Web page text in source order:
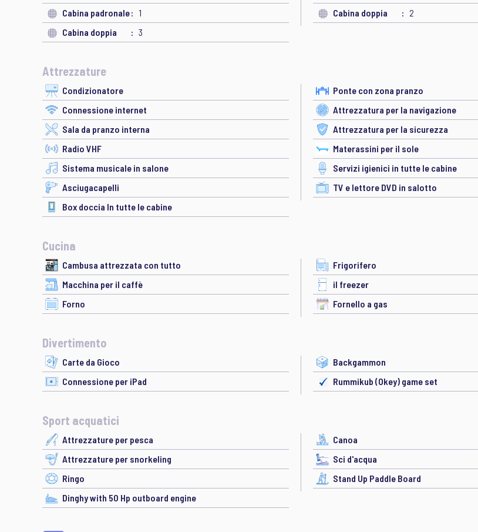
Cabina padronale
1 Cabina doppia
2
Cabina doppia
3
Attrezzature
Condizionatore
Ponte con zona pranzo
Connessione internet
Attrezzatura per la navigazione
Sala da pranzo interna
Attrezzatura per la sicurezza
Radio VHF
Materassini per il sole
Sistema musicale in salone
Servizi igienici in tutte le cabine
Asciugacapelli
TV e lettore DVD in salotto
Box doccia In tutte le cabine
Cucina
Cambusa attrezzata con tutto
Frigorifero
Macchina per il caffè
il freezer
Forno
Fornello a gas
Divertimento
Carte da Gioco
Backgammon
Connessione per iPad
Rummikub (Okey) game set
Sport acquatici
Attrezzature per pesca
Canoa
Attrezzature per snorkeling
Sci d'acqua
Ringo
Stand Up Paddle Board
Dinghy with 50 Hp outboard engine